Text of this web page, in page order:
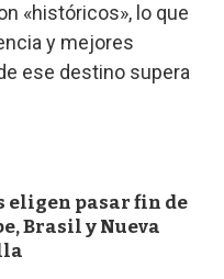
«históricos», lo que
y mejores
ese destino supera
eligen pasar fin de
Brasil y Nueva